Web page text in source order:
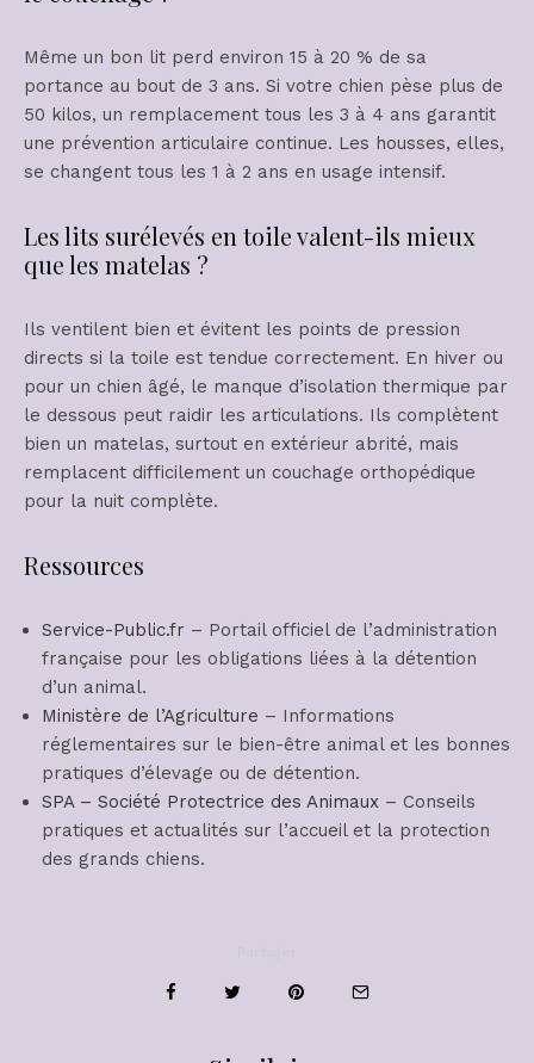
Même un bon lit perd environ 15 à 20 % de sa
portance au bout de 3 ans. Si votre chien pèse plus de
50 kilos, un remplacement tous les 3 à 4 ans garantit
une prévention articulaire continue. Les housses, elles,
se changent tous les 1 à 2 ans en usage intensif.
Les lits surélevés en toile valent-ils mieux
que les matelas ?
Ils ventilent bien et évitent les points de pression
directs si la toile est tendue correctement. En hiver ou
pour un chien âgé, le manque d’isolation thermique par
le dessous peut raidir les articulations. Ils complètent
bien un matelas, surtout en extérieur abrité, mais
remplacent difficilement un couchage orthopédique
pour la nuit complète.
Ressources
Service-Public.fr – Portail officiel de l’administration
française pour les obligations liées à la détention
d’un animal.
Ministère de l’Agriculture – Informations
réglementaires sur le bien-être animal et les bonnes
pratiques d’élevage ou de détention.
SPA – Société Protectrice des Animaux – Conseils
pratiques et actualités sur l’accueil et la protection
des grands chiens.